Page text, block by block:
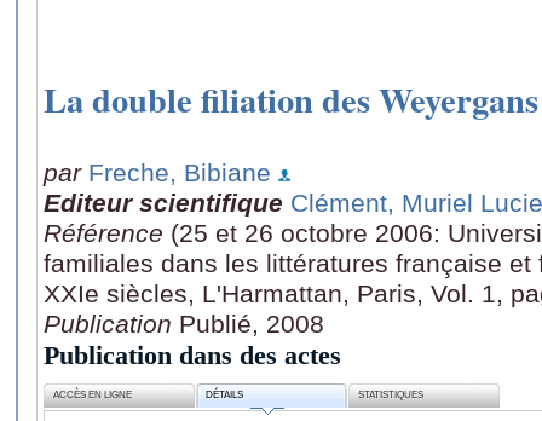
La double filiation des Weyergans
par Freche, Bibiane
Editeur scientifique Clément, Muriel Lucie
Référence (25 et 26 octobre 2006:
familiales dans les littératures française et
XXIe siècles, L'Harmattan, Paris, Vol. 1,
Publication Publié, 2008
Publication dans des actes
ACCÈS EN LIGNE DÉTAILS STATISTIQUES